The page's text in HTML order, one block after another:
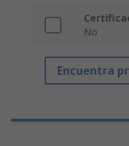
No
Encuentra